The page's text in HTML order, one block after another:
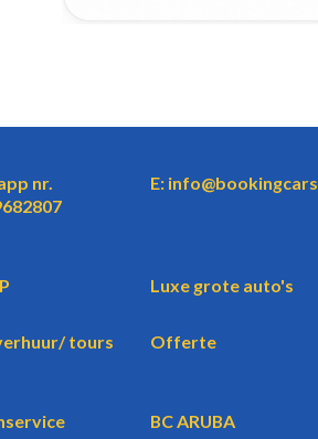
nr.
E:
Luxe grote auto's
tours Offerte
BC ARUBA